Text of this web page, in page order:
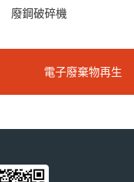
廢鋼破碎機
電子廢棄物再生